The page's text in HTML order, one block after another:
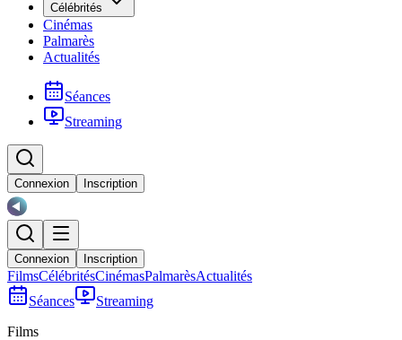
Célébrités
Cinémas
Palmarès
Actualités
Séances
Streaming
Connexion Inscription
Connexion Inscription
FilmsCélébritésCinémasPalmarèsActualités
Séances
Streaming
Films